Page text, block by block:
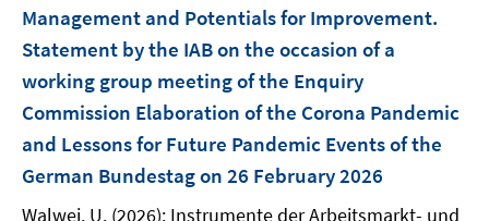
Management and Potentials for Improvement.
Statement by the IAB on the occasion of a
working group meeting of the Enquiry
Commission Elaboration of the Corona Pandemic
and Lessons for Future Pandemic Events of the
German Bundestag on 26 February 2026
Walwei, U. (2026): Instrumente der Arbeitsmarkt- und